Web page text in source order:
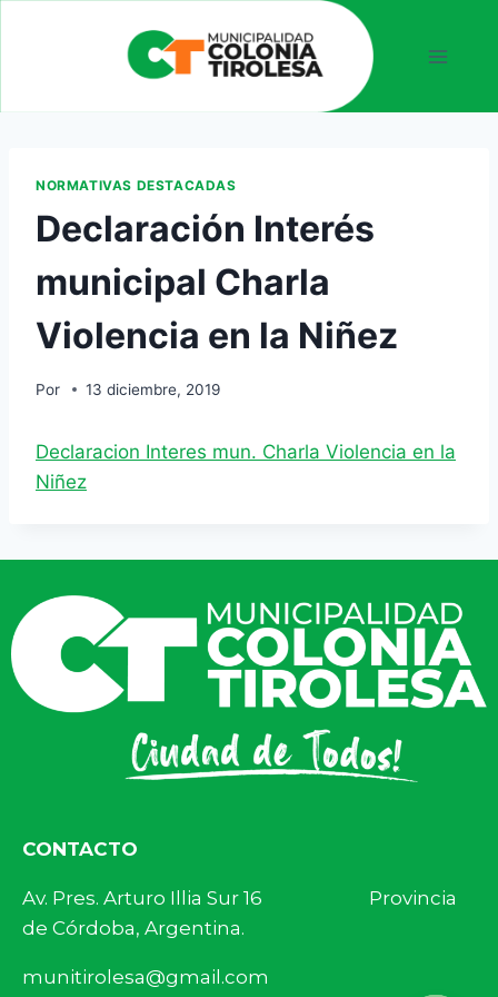
NORMATIVAS DESTACADAS
Declaración Interés
municipal Charla
Violencia en la Niñez
Por 13 diciembre, 2019
Declaracion Interes mun. Charla Violencia en la
Niñez
CONTACTO
Av. Pres. Arturo Illia Sur 16 Provincia
de Córdoba, Argentina.
munitirolesa@gmail.com